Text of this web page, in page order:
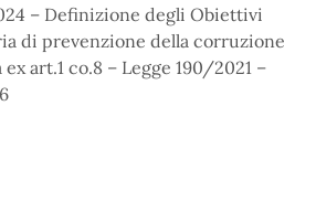
– Definizione degli Obiettivi
di prevenzione della corruzione
art.1 co.8 – Legge 190/2021 –